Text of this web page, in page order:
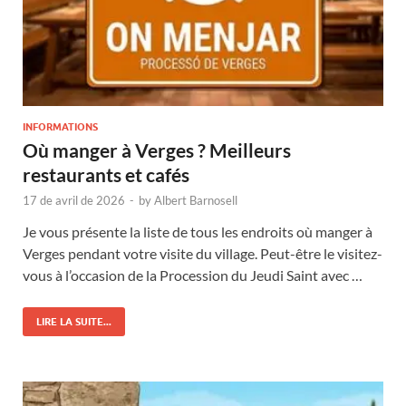
INFORMATIONS
Où manger à Verges ? Meilleurs
restaurants et cafés
17 de avril de 2026 - byAlbert Barnosell
Je vous présente la liste de tous les endroits où manger à
Verges pendant votre visite du village. Peut-être le visitez-
vous à l’occasion de la Procession du Jeudi Saint avec …
LIRE LA SUITE...